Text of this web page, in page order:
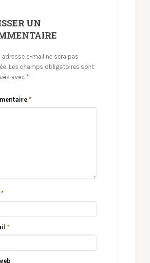
UN
adresse e-mail ne sera pas
Les champs obligatoires sont
avec *
*
*
*